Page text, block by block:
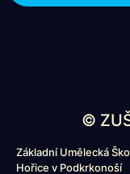
©
Základní Umělecká
Hořice v Podkrkonoší